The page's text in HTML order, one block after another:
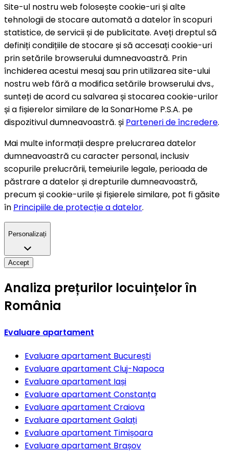
Site-ul nostru web folosește cookie-uri și alte
tehnologii de stocare automată a datelor în scopuri
statistice, de servicii și de publicitate. Aveți dreptul să
definiți condițiile de stocare și să accesați cookie-uri
prin setările browserului dumneavoastră. Prin
închiderea acestui mesaj sau prin utilizarea site-ului
nostru web fără a modifica setările browserului dvs.,
sunteți de acord cu salvarea și stocarea cookie-urilor
și a fișierelor similare de la SonarHome P.S.A. pe
dispozitivul dumneavoastră. și Parteneri de încredere.
Mai multe informații despre prelucrarea datelor
dumneavoastră cu caracter personal, inclusiv
scopurile prelucrării, temeiurile legale, perioada de
păstrare a datelor și drepturile dumneavoastră,
precum și cookie-urile și fișierele similare, pot fi găsite
în Principiile de protecție a datelor.
Personalizați
Accept
Analiza prețurilor locuințelor în
România
Evaluare apartament
Evaluare apartament București
Evaluare apartament Cluj-Napoca
Evaluare apartament Iași
Evaluare apartament Constanța
Evaluare apartament Craiova
Evaluare apartament Galați
Evaluare apartament Timișoara
Evaluare apartament Brașov